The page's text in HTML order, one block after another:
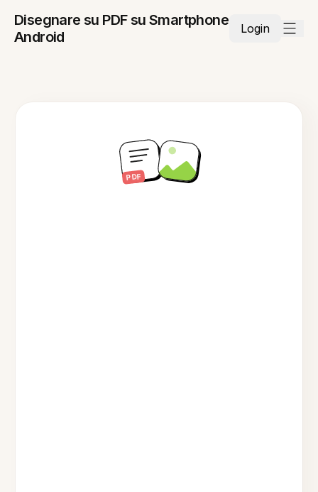
Disegnare su PDF su Smartphone
Android
Login